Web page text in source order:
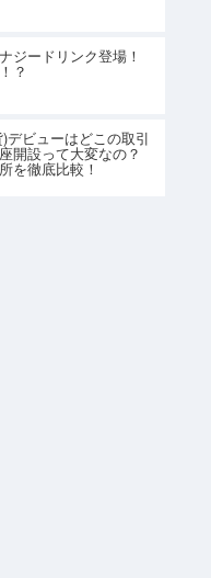
ジードリンク登場！
？
デビューはどこの取引
開設って大変なの？
を徹底比較！